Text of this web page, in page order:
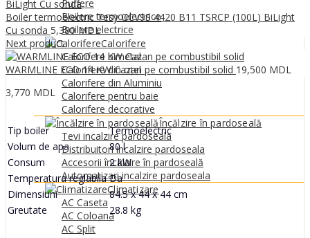
Puffere
Boilere termoelectrice
Boilere electrice
Calorifere
Calorifere bimetal
Calorifere din oțel
Calorifere din Aluminiu
Calorifere pentru baie
Calorifere decorative
Încălzire în pardoseală
Tevi incalzire pardoseala
Distribuitori incalzire pardoseala
Accesorii încălzire în pardoseală
Automatizari incalzire pardoseala
Climatizare
AC Caseta
AC Coloana
AC Split
Boiler termoelectric Tesy GCV9S 4420 B11 TSRCP (100L) BiLight
Cu sonda 5,380MDL
Next product
WARMLINE ECO 14 KW Cazan pe combustibil solid 19,500 MDL
3,770 MDL
Tip boiler
Termoelectric
Volum de apa
80 l
Consum
2 kW
Temperatura reglabila Da
Dimensiuni
84.5 x 44 x 44 cm
Greutate
28.8 kg